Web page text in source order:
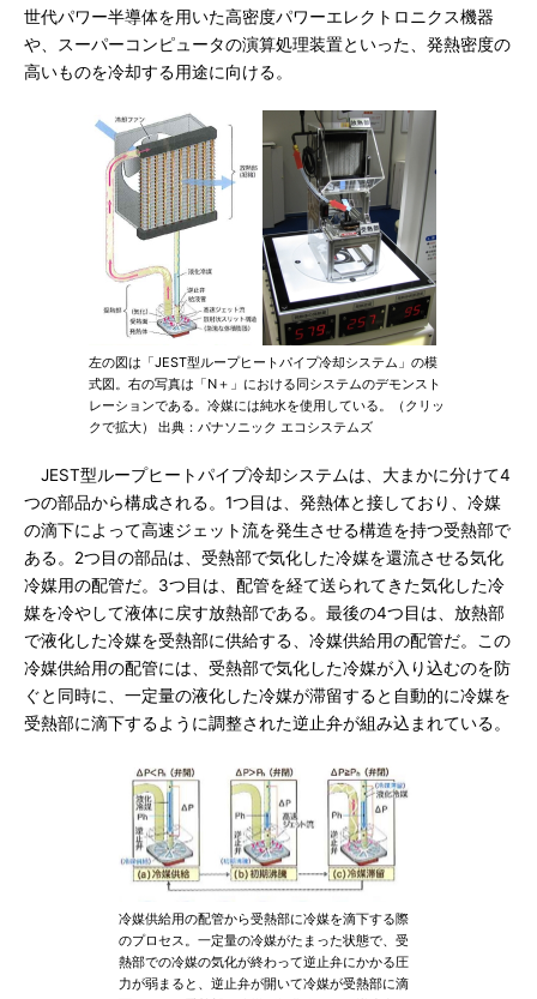
世代パワー半導体を用いた高密度パワーエレクトロニクス機器
や、スーパーコンピュータの演算処理装置といった、発熱密度の
高いものを冷却する用途に向ける。
左の図は「JEST型ループヒートパイプ冷却システム」の模
式図。右の写真は「N＋」における同システムのデモンスト
レーションである。冷媒には純水を使用している。（クリッ
クで拡大） 出典：パナソニック エコシステムズ
JEST型ループヒートパイプ冷却システムは、大まかに分けて4
つの部品から構成される。1つ目は、発熱体と接しており、冷媒
の滴下によって高速ジェット流を発生させる構造を持つ受熱部で
ある。2つ目の部品は、受熱部で気化した冷媒を還流させる気化
冷媒用の配管だ。3つ目は、配管を経て送られてきた気化した冷
媒を冷やして液体に戻す放熱部である。最後の4つ目は、放熱部
で液化した冷媒を受熱部に供給する、冷媒供給用の配管だ。この
冷媒供給用の配管には、受熱部で気化した冷媒が入り込むのを防
ぐと同時に、一定量の液化した冷媒が滞留すると自動的に冷媒を
受熱部に滴下するように調整された逆止弁が組み込まれている。
冷媒供給用の配管から受熱部に冷媒を滴下する際
のプロセス。一定量の冷媒がたまった状態で、受
熱部での冷媒の気化が終わって逆止弁にかかる圧
力が弱まると、逆止弁が開いて冷媒が受熱部に滴